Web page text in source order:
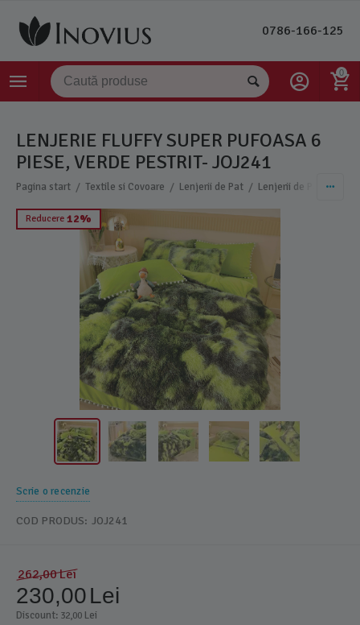
0786-166-125
0
LENJERIE FLUFFY SUPER PUFOASA 6
PIESE, VERDE PESTRIT- JOJ241
Pagina start / Textile si Covoare / Lenjerii de Pat / Lenjerii de Pat Finet
Reducere 12%
Scrie o recenzie
COD PRODUS: JOJ241
262,00Lei
230,00Lei
Discount: 32,00 Lei